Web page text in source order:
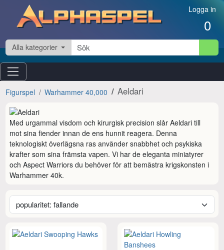
Hoppa till innehåll Logga in
0
Alla kategorier
Figurspel Warhammer 40,000 Aeldari
Med urgammal visdom och kirurgisk precision slår Aeldari till
mot sina fiender innan de ens hunnit reagera. Denna
teknologiskt överlägsna ras använder snabbhet och psykiska
krafter som sina främsta vapen. Vi har de eleganta miniatyrer
och Aspect Warriors du behöver för att bemästra krigskonsten i
Warhammer 40k.